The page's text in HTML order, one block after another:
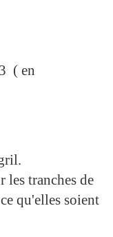
( en
tranches de
qu'elles soient